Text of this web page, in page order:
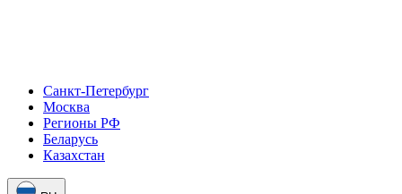
Санкт-Петербург
Москва
Регионы РФ
Беларусь
Казахстан